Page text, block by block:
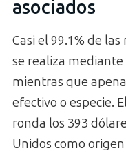
asociados
Casi el 99.1% de
se realiza
mientras que
efectivo o especie.
ronda los 393
Unidos como